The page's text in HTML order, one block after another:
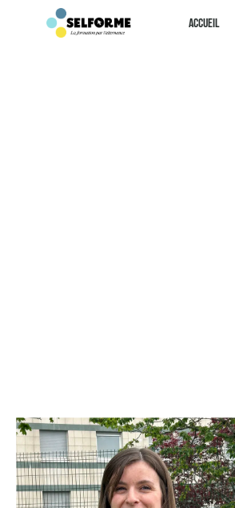
Accueil
Panneau de gestion des cookies